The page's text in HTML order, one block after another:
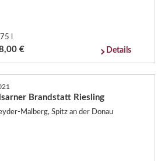
l
€ Details
Brandstatt Riesling
Malberg, Spitz an der Donau